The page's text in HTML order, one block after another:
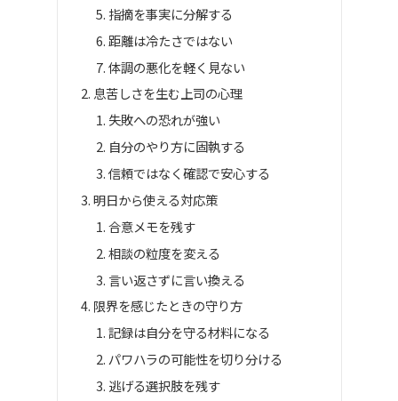
指摘を事実に分解する
距離は冷たさではない
体調の悪化を軽く見ない
息苦しさを生む上司の心理
失敗への恐れが強い
自分のやり方に固執する
信頼ではなく確認で安心する
明日から使える対応策
合意メモを残す
相談の粒度を変える
言い返さずに言い換える
限界を感じたときの守り方
記録は自分を守る材料になる
パワハラの可能性を切り分ける
逃げる選択肢を残す